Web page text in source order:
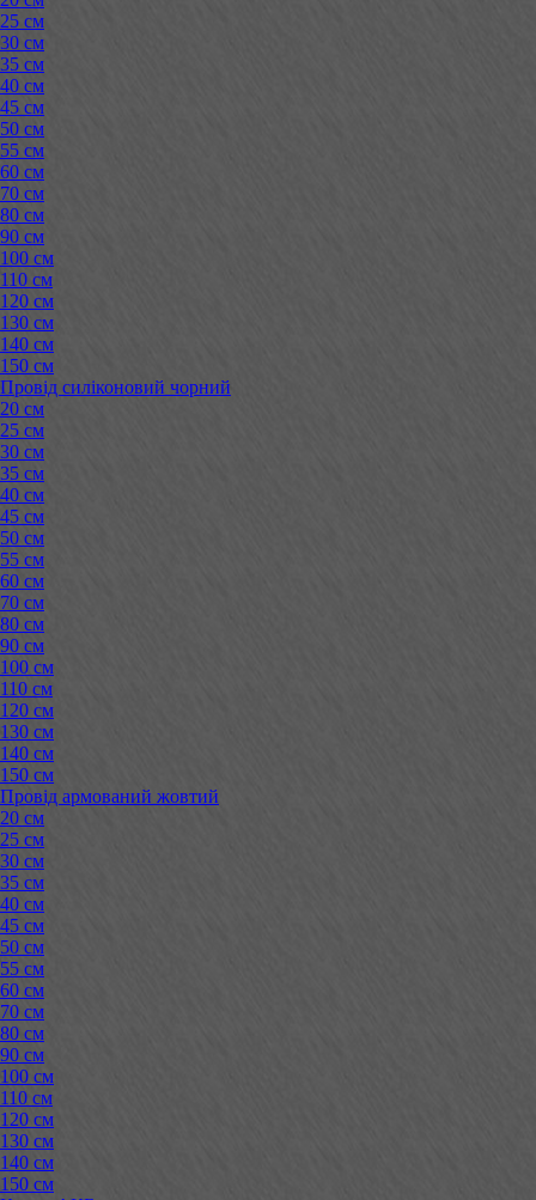
25 см
30 см
35 см
40 см
45 см
50 см
55 см
60 см
70 см
80 см
90 см
100 см
110 см
120 см
130 см
140 см
150 см
Провід силіконовий чорний
20 см
25 см
30 см
35 см
40 см
45 см
50 см
55 см
60 см
70 см
80 см
90 см
100 см
110 см
120 см
130 см
140 см
150 см
Провід армований жовтий
20 см
25 см
30 см
35 см
40 см
45 см
50 см
55 см
60 см
70 см
80 см
90 см
100 см
110 см
120 см
130 см
140 см
150 см